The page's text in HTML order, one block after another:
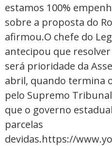
estamos 100%
sobre a proposta do
afirmou.O chefe do
antecipou que
será prioridade da
abril, quando termina
pelo Supremo Tribunal
que o governo
parcelas
devidas.https://